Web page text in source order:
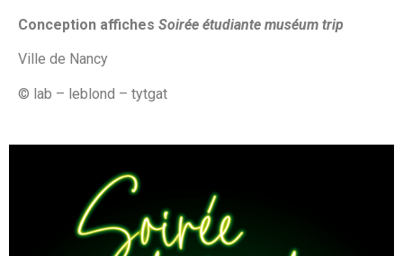
Conception affiches Soirée étudiante muséum trip
Ville de Nancy
© lab – leblond – tytgat